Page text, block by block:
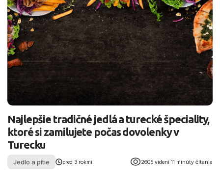
Najlepšie tradičné jedlá a turecké špeciality,
ktoré si zamilujete počas dovolenky v
Turecku
Jedlo a pitie pred 3 rokmi 2605 videní 11 minúty čítania